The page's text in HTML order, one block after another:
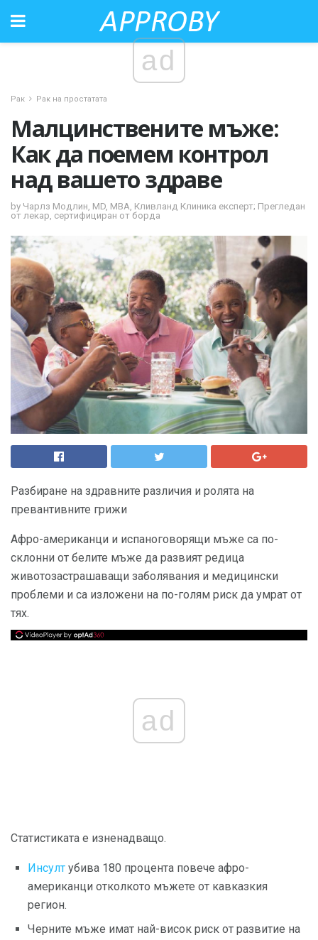
ad
Рак Рак на простатата
Малцинствените мъже:
Как да поемем контрол
над вашето здраве
by Чарлз Модлин, MD, MBA, Кливланд Клиника експерт; Прегледан
от лекар, сертифициран от борда
Разбиране на здравните различия и ролята на
превантивните грижи
Афро-американци и испаноговорящи мъже са по-
склонни от белите мъже да развият редица
животозастрашаващи заболявания и медицински
проблеми и са изложени на по-голям риск да умрат от
тях.
ad
Статистиката е изненадващо.
Инсулт убива 180 процента повече афро-
американци отколкото мъжете от кавказкия
регион.
Черните мъже имат най-висок риск от развитие на